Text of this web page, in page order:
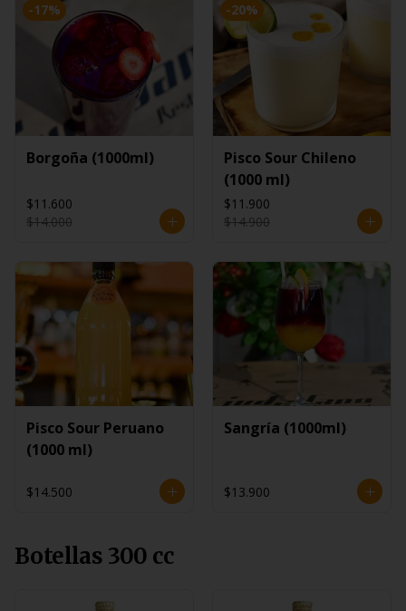
-17%
Borgoña (1000ml)
$11.600
$14.000
-20%
Pisco Sour Chileno
(1000 ml)
$11.900
$14.900
Pisco Sour Peruano
(1000 ml)
$14.500
Sangría (1000ml)
$13.900
Botellas 300 cc